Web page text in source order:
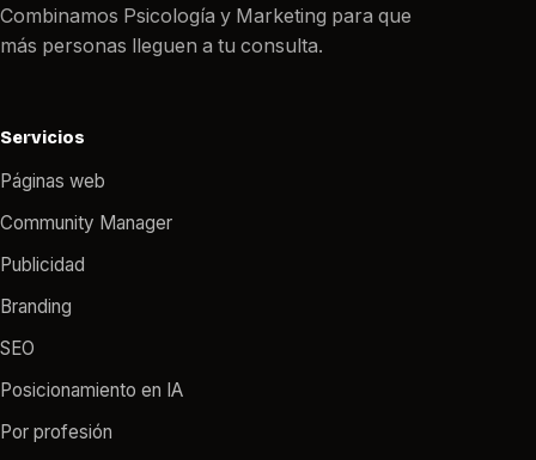
Combinamos Psicología y Marketing para que
más personas lleguen a tu consulta.
Servicios
Páginas web
Community Manager
Publicidad
Branding
SEO
Posicionamiento en IA
Por profesión